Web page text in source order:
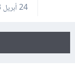
24 أبريل 2023